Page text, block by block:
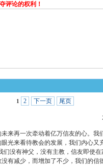
评论的权利！
1 2 下一页 尾页
来再一次牵动着亿万信友的心。我
光来看待教会的发展，我们内心又
没有神父，没有主教，信友即使
有减少，而增加了不少，我们的信